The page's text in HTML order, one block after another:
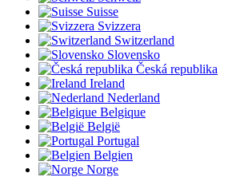
Suisse
Svizzera
Switzerland
Slovensko
Česká republika
Ireland
Nederland
Belgique
België
Portugal
Belgien
Norge